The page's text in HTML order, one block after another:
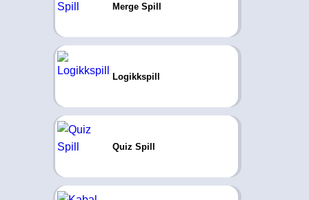
Merge Spill
Logikkspill
Quiz Spill